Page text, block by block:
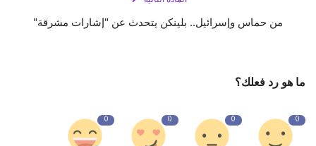
من حماس وإسرائيل.. بلينكن يتحدث عن "إشارات مشرقة"
ما هو رد فعلك؟
0
0
0
0